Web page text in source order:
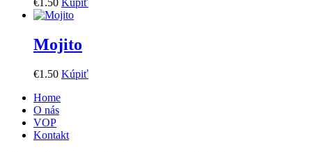
€1 .50 Kúpiť
Mojito
€1 .50 Kúpiť
Home
O nás
VOP
Kontakt